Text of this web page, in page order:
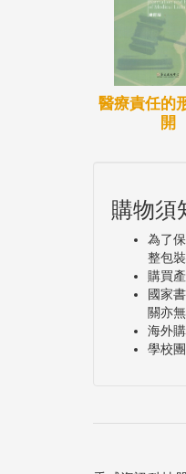
醫療責任的
開
購物須
為了
整包
購買
國家
關亦
海外
學校